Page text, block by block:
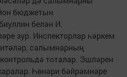
бюджетын
белән И.
зур. Инспекторлар һәркем
салымнарның
тоталар. Эшләрен
Һөнәри бәйрәмнәре